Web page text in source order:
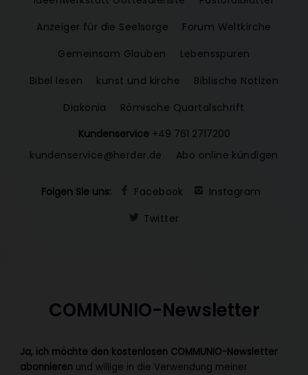
Anzeiger für die Seelsorge
Forum Weltkirche
Gemeinsam Glauben
Lebensspuren
Bibel lesen
kunst und kirche
Biblische Notizen
Diakonia
Römische Quartalschrift
Kundenservice +49 761 2717200
kundenservice@herder.de
Abo online kündigen
Folgen Sie uns: Facebook
Instagram
Twitter
COMMUNIO-Newsletter
Ja, ich möchte den kostenlosen COMMUNIO-Newsletter
abonnieren und willige in die Verwendung meiner